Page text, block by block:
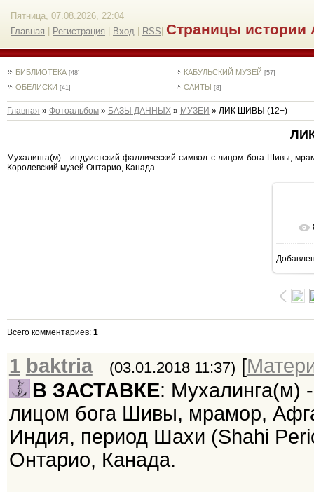
Пятница, 07.08.2026, 22:04
Главная
Регистрация Вход RSS Страницы истории
БИБЛИОТЕКА [48] КАБУЛЬСКИЙ МУЗЕЙ [57]
ОБЕЛИСКИ [41] САЙТЫ [8]
Главная » Фотоальбом» БАЗЫ ДАННЫХ» МУЗЕИ » ЛИК ШИВЫ (12+)
Мухалинга(м) - индуистский фаллический символ с лицом бога Шивы,
Королевский музей Онтарио, Канада.
Всего комментариев: 1
1 baktria (03.01.2018 11:37) [
В ЗАСТАВКЕ: Мухалинга(м)
лицом бога Шивы, мрамор,
Индия, период Шахи (Shahi
Онтарио, Канада.